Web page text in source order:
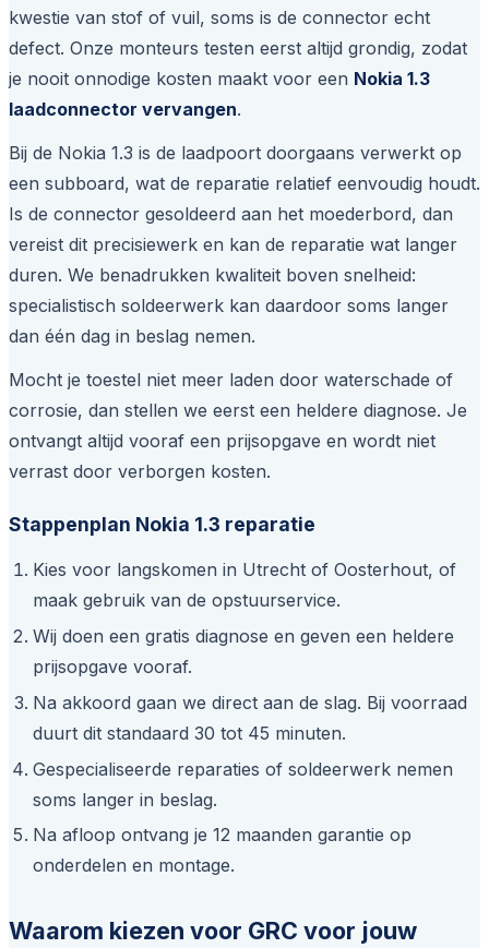
kwestie van stof of vuil, soms is de connector echt
defect. Onze monteurs testen eerst altijd grondig, zodat
je nooit onnodige kosten maakt voor een Nokia 1.3
laadconnector vervangen.
Bij de Nokia 1.3 is de laadpoort doorgaans verwerkt op
een subboard, wat de reparatie relatief eenvoudig houdt.
Is de connector gesoldeerd aan het moederbord, dan
vereist dit precisiewerk en kan de reparatie wat langer
duren. We benadrukken kwaliteit boven snelheid:
specialistisch soldeerwerk kan daardoor soms langer
dan één dag in beslag nemen.
Mocht je toestel niet meer laden door waterschade of
corrosie, dan stellen we eerst een heldere diagnose. Je
ontvangt altijd vooraf een prijsopgave en wordt niet
verrast door verborgen kosten.
Stappenplan Nokia 1.3 reparatie
Kies voor langskomen in Utrecht of Oosterhout, of
maak gebruik van de opstuurservice.
Wij doen een gratis diagnose en geven een heldere
prijsopgave vooraf.
Na akkoord gaan we direct aan de slag. Bij voorraad
duurt dit standaard 30 tot 45 minuten.
Gespecialiseerde reparaties of soldeerwerk nemen
soms langer in beslag.
Na afloop ontvang je 12 maanden garantie op
onderdelen en montage.
Waarom kiezen voor GRC voor jouw